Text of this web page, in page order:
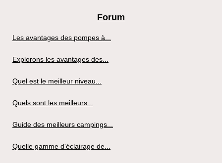
Forum
Les avantages des pompes à...
Explorons les avantages des...
Quel est le meilleur niveau...
Quels sont les meilleurs...
Guide des meilleurs campings...
Quelle gamme d'éclairage de...